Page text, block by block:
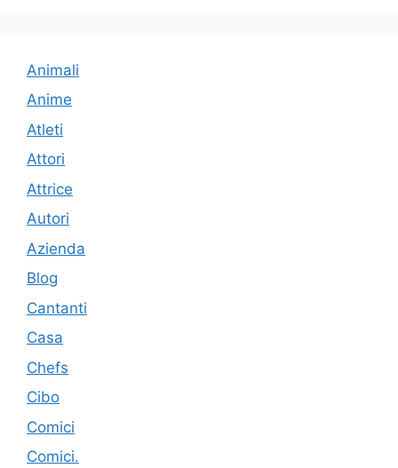
Animali
Anime
Atleti
Attori
Attrice
Autori
Azienda
Blog
Cantanti
Casa
Chefs
Cibo
Comici
Comici.